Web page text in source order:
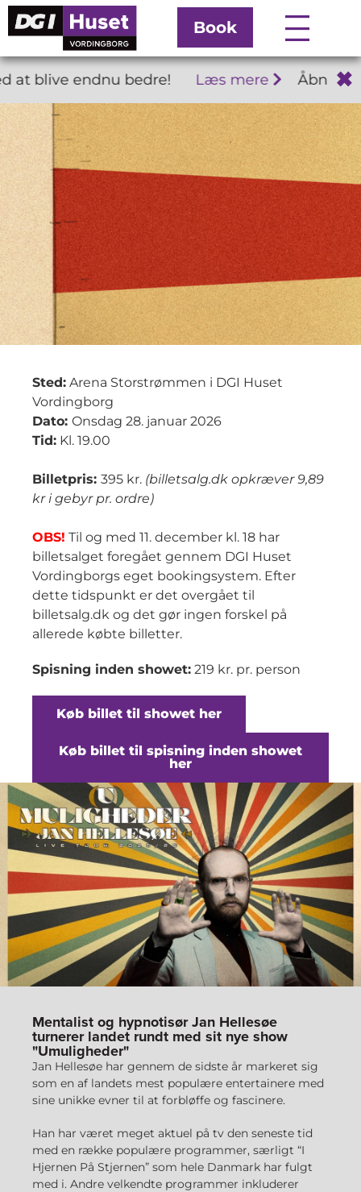
Book
blive endnu bedre! Læs mere ✖
Sted: Arena Storstrømmen i DGI Huset
Vordingborg
Dato: Onsdag 28. januar 2026
Tid: Kl. 19.00
Billetpris: 395 kr. (billetsalg.dk opkræver 9,89
kr i gebyr pr. ordre)
OBS! Til og med 11. december kl. 18 har
billetsalget foregået gennem DGI Huset
Vordingborgs eget bookingsystem. Efter
dette tidspunkt er det overgået til
billetsalg.dk og det gør ingen forskel på
allerede købte billetter.
Spisning inden showet: 219 kr. pr. person
Køb billet til showet her
Køb billet til spisning inden showet
her
Mentalist og hypnotisør Jan Hellesøe
turnerer landet rundt med sit nye show
"Umuligheder"
Jan Hellesøe har gennem de sidste år markeret sig
som en af landets mest populære entertainere med
sine unikke evner til at forbløffe og fascinere.
Han har været meget aktuel på tv den seneste tid
med en række populære programmer, særligt “I
Hjernen På Stjernen” som hele Danmark har fulgt
med i. Andre velkendte programmer inkluderer